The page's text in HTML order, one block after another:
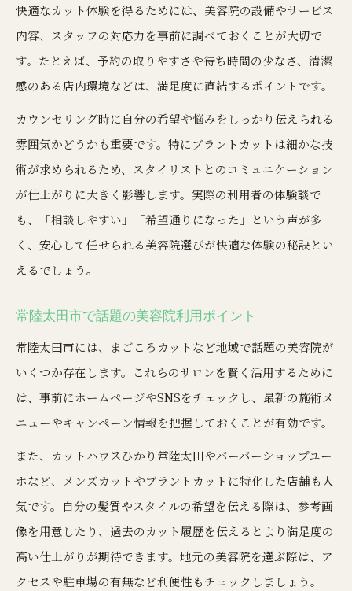
快適なカット体験を得るためには、美容院の設備やサービス
内容、スタッフの対応力を事前に調べておくことが大切で
す。たとえば、予約の取りやすさや待ち時間の少なさ、清潔
感のある店内環境などは、満足度に直結するポイントです。
カウンセリング時に自分の希望や悩みをしっかり伝えられる
雰囲気かどうかも重要です。特にブラントカットは細かな技
術が求められるため、スタイリストとのコミュニケーション
が仕上がりに大きく影響します。実際の利用者の体験談で
も、「相談しやすい」「希望通りになった」という声が多
く、安心して任せられる美容院選びが快適な体験の秘訣とい
えるでしょう。
常陸太田市で話題の美容院利用ポイント
常陸太田市には、まごころカットなど地域で話題の美容院が
いくつか存在します。これらのサロンを賢く活用するために
は、事前にホームページやSNSをチェックし、最新の施術メ
ニューやキャンペーン情報を把握しておくことが有効です。
また、カットハウスひかり常陸太田やバーバーショップユー
ホなど、メンズカットやブラントカットに特化した店舗も人
気です。自分の髪質やスタイルの希望を伝える際は、参考画
像を用意したり、過去のカット履歴を伝えるとより満足度の
高い仕上がりが期待できます。地元の美容院を選ぶ際は、ア
クセスや駐車場の有無など利便性もチェックしましょう。